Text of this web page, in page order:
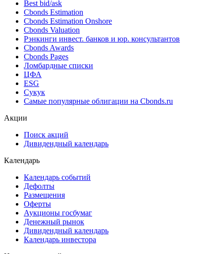
Best bid/ask
Cbonds Estimation
Cbonds Estimation Onshore
Cbonds Valuation
Рэнкинги инвест. банков и юр. консультантов
Cbonds Awards
Cbonds Pages
Ломбардные списки
ЦФА
ESG
Сукук
Самые популярные облигации на Cbonds.ru
Акции
Поиск акций
Дивидендный календарь
Календарь
Календарь событий
Дефолты
Размещения
Оферты
Аукционы госбумаг
Денежный рынок
Дивидендный календарь
Календарь инвестора